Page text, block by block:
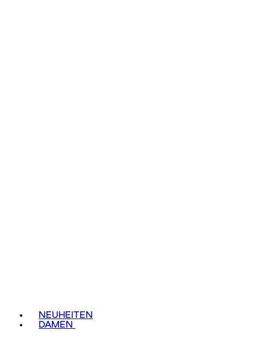
NEUHEITEN
DAMEN